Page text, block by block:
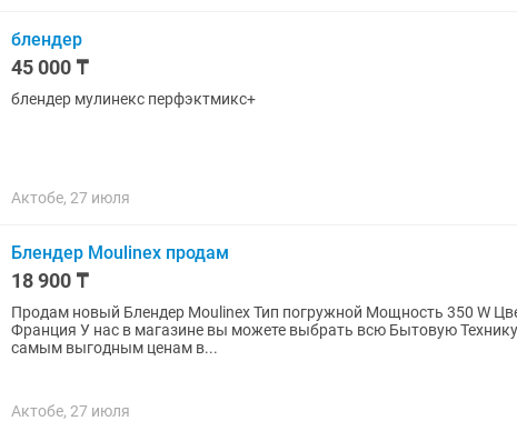
блендер
45 000 ₸
блендер мулинекс перфэктмикс+
Актобе, 27 июля
Блендер Moulinex продам
18 900 ₸
Продам новый Блендер Moulinex Тип погружной Мощность 350 W Цвет белый Производство
Франция У нас в магазине вы можете выбрать всю Бытовую
самым выгодным ценам в...
Актобе, 27 июля